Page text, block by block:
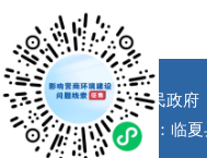
版权所有：临夏县人民政府
址：临